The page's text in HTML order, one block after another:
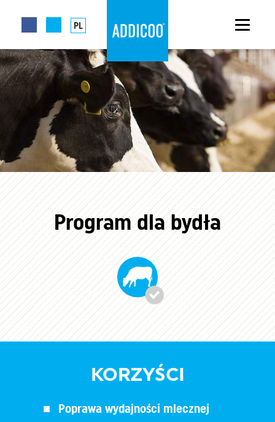
PL
Program dla bydła
KORZYŚCI
Poprawa wydajności mlecznej